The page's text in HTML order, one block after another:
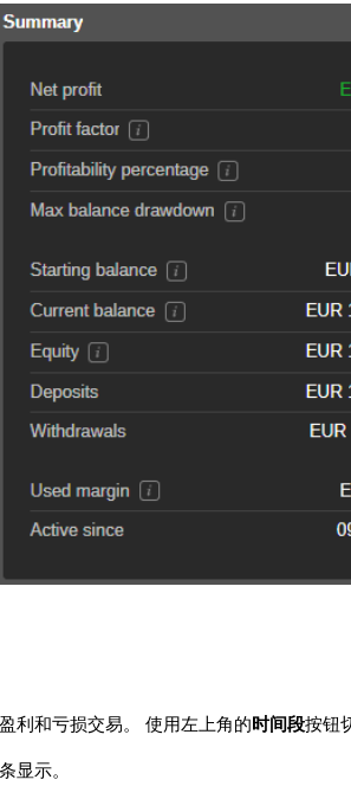
利和亏损交易。 使用左上角的时间段按钮
显示。